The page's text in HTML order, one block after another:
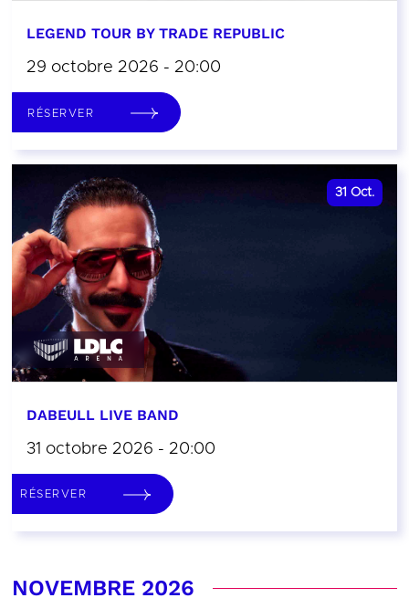
LEGEND TOUR BY TRADE REPUBLIC
29 octobre 2026 - 20:00
RÉSERVER
31 Oct.
DABEULL LIVE BAND
31 octobre 2026 - 20:00
RÉSERVER
NOVEMBRE 2026